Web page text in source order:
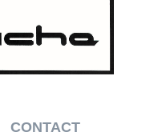
CONTACT